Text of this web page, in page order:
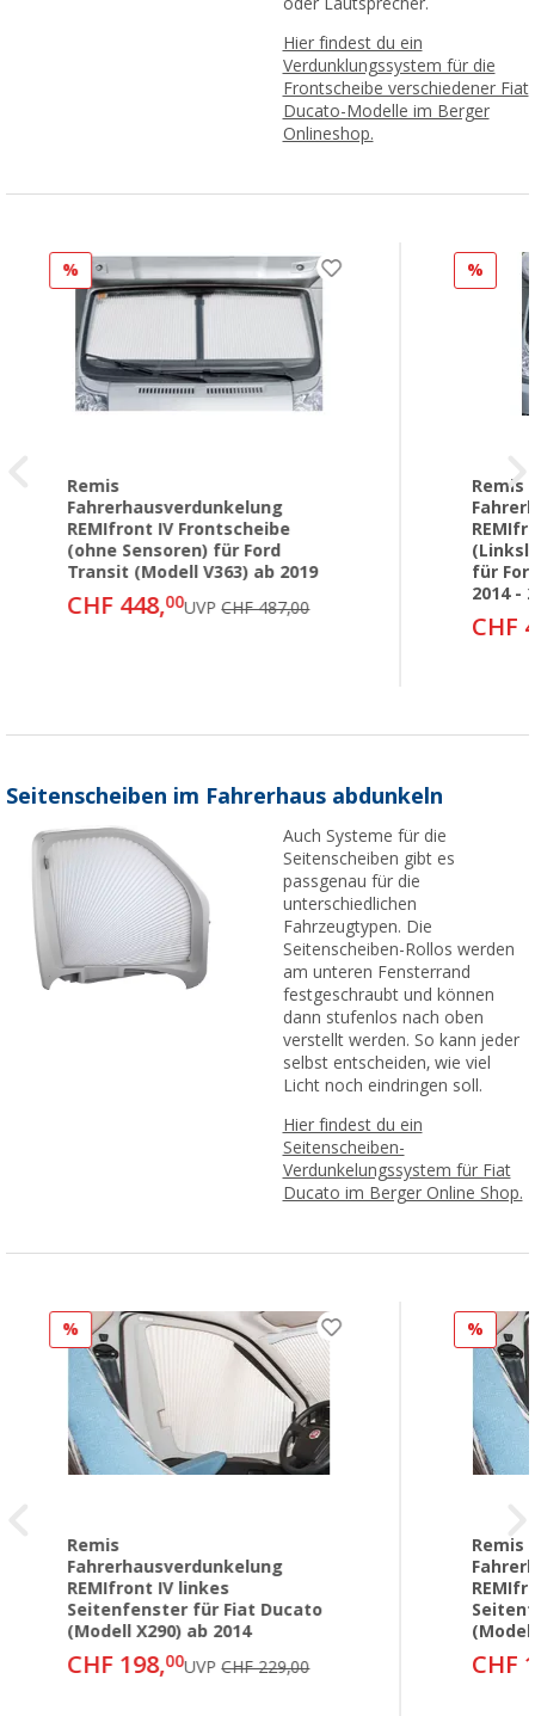
Hier findest du ein
Verdunklungssystem für die
Frontscheibe verschiedener Fiat
Ducato-Modelle im Berger
Onlineshop.
%
Remis
Fahrerhausverdunkelung
REMIfront IV Frontscheibe
(ohne Sensoren) für Ford
Transit (Modell V363) ab 2019
CHF 448,00UVPCHF 487,00
%
Remis
für
2014 -
CHF
Seitenscheiben im Fahrerhaus abdunkeln
Auch Systeme für die
Seitenscheiben gibt es
passgenau für die
unterschiedlichen
Fahrzeugtypen. Die
Seitenscheiben-Rollos werden
am unteren Fensterrand
festgeschraubt und können
dann stufenlos nach oben
verstellt werden. So kann jeder
selbst entscheiden, wie viel
Licht noch eindringen soll.
Hier findest du ein
Seitenscheiben-
Verdunkelungssystem für Fiat
Ducato im Berger Online Shop.
%
Remis
Fahrerhausverdunkelung
REMIfront IV linkes
Seitenfenster für Fiat Ducato
(Modell X290) ab 2014
CHF 198,00UVPCHF 229,00
%
Remis
CHF